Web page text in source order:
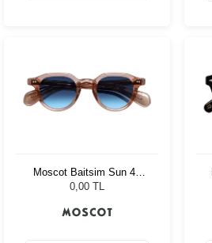
Moscot Baitsim Sun 48
Vintage Rose Den Bl
0,00 TL